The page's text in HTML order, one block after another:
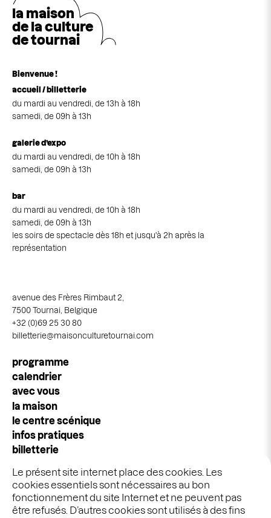
Le présent site internet place des cookies. Les
cookies essentiels sont nécessaires au bon
fonctionnement du site Internet et ne peuvent pas
être refusés. D’autres cookies sont utilisés à des fins
la maison
de la culture
de tournai
Bienvenue !
accueil / billetterie
du mardi au vendredi, de 13h à 18h
samedi, de 09h à 13h
galerie d’expo
du mardi au vendredi, de 10h à 18h
samedi, de 09h à 13h
bar
du mardi au vendredi, de 10h à 18h
samedi, de 09h à 13h
les soirs de spectacle dès 18h et jusqu'à 2h après la
représentation
avenue des Frères Rimbaut 2,
7500 Tournai, Belgique
+32 (0)69 25 30 80
billetterie@maisonculturetournai.com
Navigation
principale
programme
calendrier
avec vous
la maison
le centre scénique
infos pratiques
billetterie
idées cadeaux
stages & ateliers